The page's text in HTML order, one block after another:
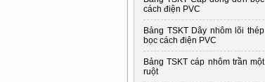
cách điện PVC
Bảng TSKT Dây nhôm lõi thép
bọc cách điện PVC
Bảng TSKT cáp nhôm trần một
ruột